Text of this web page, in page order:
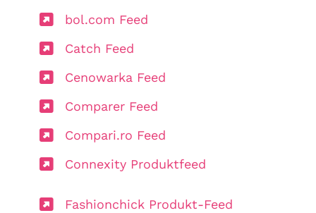
bol.com Feed
Catch Feed
Cenowarka Feed
Comparer Feed
Compari.ro Feed
Connexity Produktfeed
Fashionchick Produkt-Feed